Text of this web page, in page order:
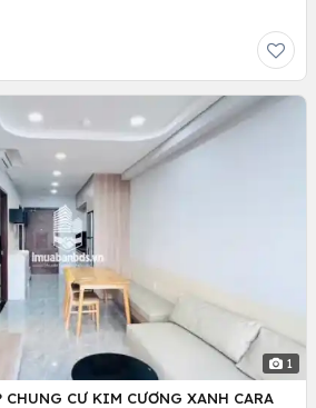
1
CHUNG CƯ KIM CƯƠNG XANH CARA